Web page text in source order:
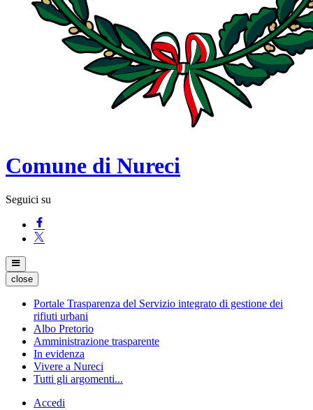
Comune di Nureci
Seguici su
close
Portale Trasparenza del Servizio integrato di gestione dei
rifiuti urbani
Albo Pretorio
Amministrazione trasparente
In evidenza
Vivere a Nureci
Tutti gli argomenti...
Accedi